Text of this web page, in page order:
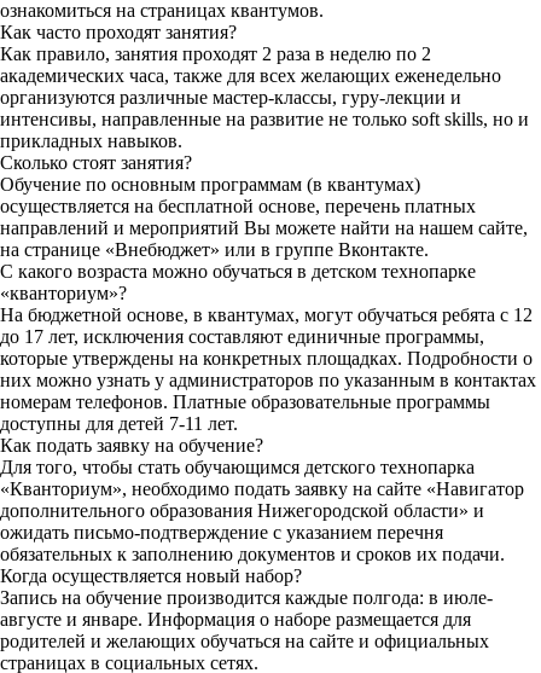
ознакомиться на страницах квантумов.
Как часто проходят занятия?
Как правило, занятия проходят 2 раза в неделю по 2
академических часа, также для всех желающих еженедельно
организуются различные мастер-классы, гуру-лекции и
интенсивы, направленные на развитие не только soft skills, но и
прикладных навыков.
Сколько стоят занятия?
Обучение по основным программам (в квантумах)
осуществляется на бесплатной основе, перечень платных
направлений и мероприятий Вы можете найти на нашем сайте,
на странице «Внебюджет» или в группе Вконтакте.
С какого возраста можно обучаться в детском технопарке
«кванториум»?
На бюджетной основе, в квантумах, могут обучаться ребята с 12
до 17 лет, исключения составляют единичные программы,
которые утверждены на конкретных площадках. Подробности о
них можно узнать у администраторов по указанным в контактах
номерам телефонов. Платные образовательные программы
доступны для детей 7-11 лет.
Как подать заявку на обучение?
Для того, чтобы стать обучающимся детского технопарка
«Кванториум», необходимо подать заявку на сайте «Навигатор
дополнительного образования Нижегородской области» и
ожидать письмо-подтверждение с указанием перечня
обязательных к заполнению документов и сроков их подачи.
Когда осуществляется новый набор?
Запись на обучение производится каждые полгода: в июле-
августе и январе. Информация о наборе размещается для
родителей и желающих обучаться на сайте и официальных
страницах в социальных сетях.